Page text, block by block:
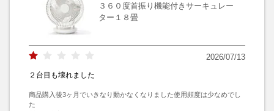
３６０度首振り機能付きサーキュレー
ター１８畳
2026/07/13
２台目も壊れました
商品購入後3ヶ月でいきなり動かなくなりました使用頻度は少なめでし
た